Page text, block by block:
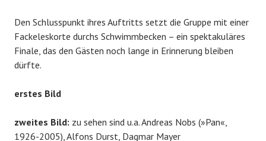
Den Schlusspunkt ihres Auftritts setzt die Gruppe mit einer
Fackeleskorte durchs Schwimmbecken – ein spektakuläres
Finale, das den Gästen noch lange in Erinnerung bleiben
dürfte.
erstes Bild
zweites Bild: zu sehen sind u.a. Andreas Nobs (»Pan«,
1926-2005), Alfons Durst, Dagmar Mayer